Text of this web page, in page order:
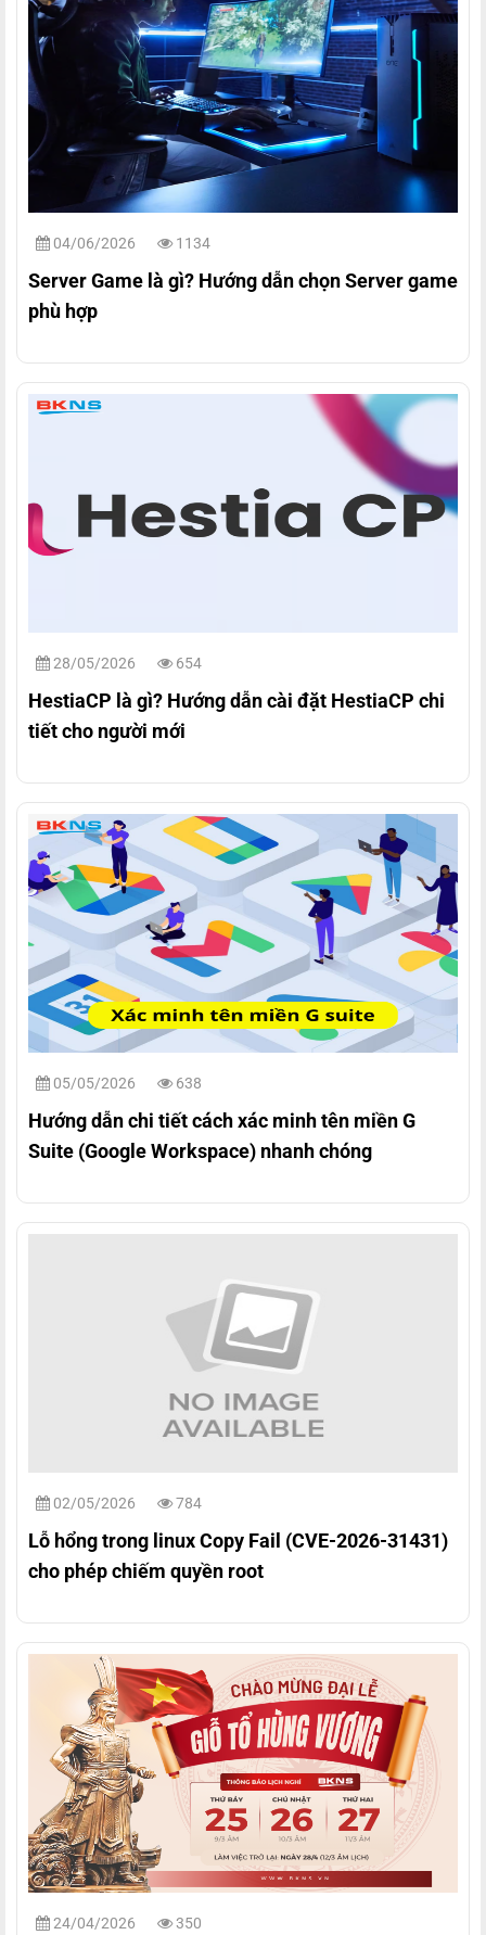
04/06/2026 1134
Server Game là gì? Hướng dẫn chọn Server game
phù hợp
28/05/2026 654
HestiaCP là gì? Hướng dẫn cài đặt HestiaCP chi
tiết cho người mới
05/05/2026 638
Hướng dẫn chi tiết cách xác minh tên miền G
Suite (Google Workspace) nhanh chóng
02/05/2026 784
Lỗ hổng trong linux Copy Fail (CVE-2026-31431)
cho phép chiếm quyền root
24/04/2026 350